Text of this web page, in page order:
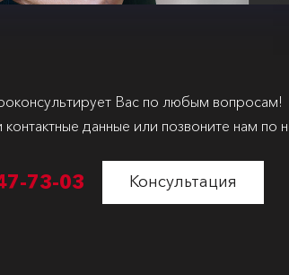
Вас по любым вопросам!
данные или позвоните нам по
73-03 Консультация